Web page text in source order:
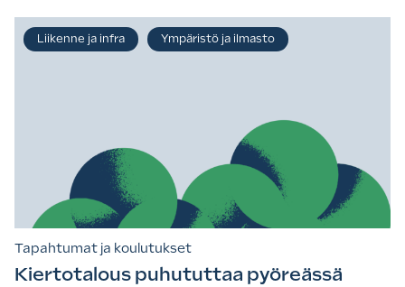
Tapahtumat ja koulutukset
Kiertotalous puhututtaa pyöreässä
Liikenne ja infra Ympäristö ja ilmasto